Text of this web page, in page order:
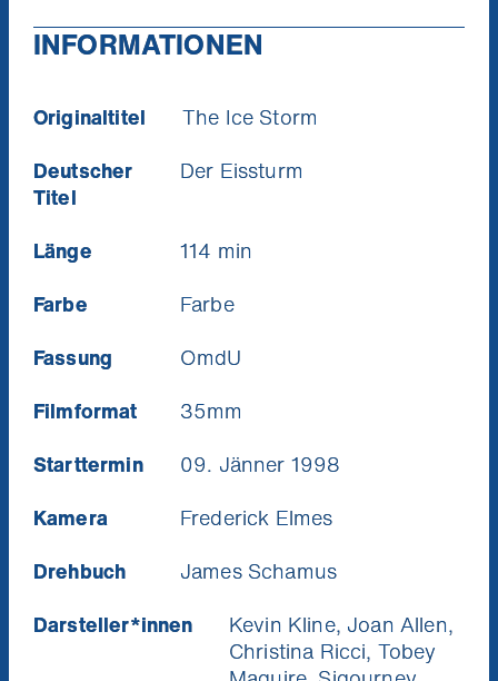
INFORMATIONEN
Originaltitel
The Ice Storm
Deutscher
Titel
Der Eissturm
Länge
114 min
Farbe
Farbe
Fassung
OmdU
Filmformat
35mm
Starttermin
09. Jänner 1998
Kamera
Frederick Elmes
Drehbuch
James Schamus
Darsteller*innen
Kevin Kline, Joan Allen,
Christina Ricci, Tobey